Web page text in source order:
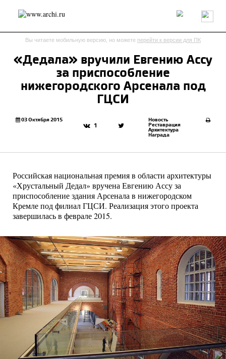
Россия Мир Технологии Интерьер Пресса
Архитекторы
Анонсы конкурсов
Интервью Исследование
Мнение
Результаты конкурса
Репортаж
Архитектура
Интерьер
Вы читаете мобильную версию, но можете перейти к версии для ПК
«Дедала» вручили Евгению Ассу
за приспособление
нижегородского Арсенала под
ГЦСИ
03 Октября 2015
1
Новость
Реставрация
Архитектура
Награда
Российская национальная премия в области архитектуры
«Хрустальный Дедал» вручена Евгению Ассу за
приспособление здания Арсенала в нижегородском
Кремле под филиал ГЦСИ. Реализация этого проекта
завершилась в феврале 2015.